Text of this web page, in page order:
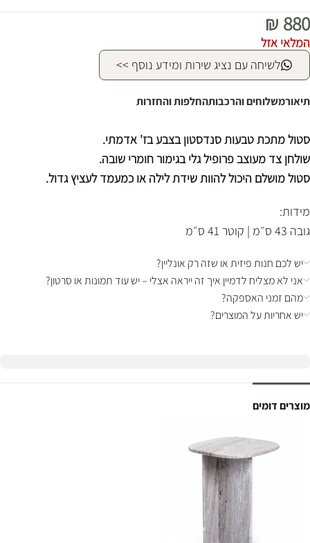
₪ 880
המלאי אזל
לשיחה עם נציג שירות ומידע נוסף >>
תיאורמשלוחים והרכבותהחלפות והחזרות
סטול מתכת טבעות סנדסטון בצבע בז' אדמתי.
שולחן צד מעוצב פרופיל גלי בגימור חומרי שובה.
סטול מושלם היכול להוות שידת לילה או כמעמד לעציץ גדול.
מידות:
גובה 43 ס״מ | קוטר 41 ס״מ
יש לכם חנות פיזית או שזה רק אונליין?
אני לא מצליח לדמיין איך זה ייראה אצלי – יש עוד תמונות או סרטון?
מהם זמני האספקה?
יש אחריות על המוצרים?
מוצרים דומים